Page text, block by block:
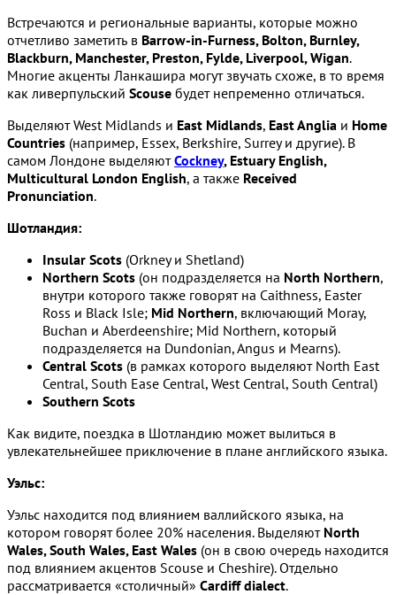
Встречаются и региональные варианты, которые можно
отчетливо заметить в Barrow-in-Furness, Bolton, Burnley,
Blackburn, Manchester, Preston, Fylde, Liverpool, Wigan.
Многие акценты Ланкашира могут звучать схоже, в то время
как ливерпульский Scouse будет непременно отличаться.
Выделяют West Midlands и East Midlands, East Anglia и Home
Countries (например, Essex, Berkshire, Surrey и другие). В
самом Лондоне выделяютCockney, Estuary English,
Multicultural London English, а также Received
Pronunciation.
Шотландия:
Insular Scots (Orkney и Shetland)
Northern Scots (он подразделяется на North Northern,
внутри которого также говорят на Caithness, Easter
Ross и Black Isle; Mid Northern, включающий Moray,
Buchan и Aberdeenshire; Mid Northern, который
подразделяется на Dundonian, Angus и Mearns).
Central Scots (в рамках которого выделяют North East
Central, South Ease Central, West Central, South Central)
Southern Scots
Как видите, поездка в Шотландию может вылиться в
увлекательнейшее приключение в плане английского языка.
Уэльс:
Уэльс находится под влиянием валлийского языка, на
котором говорят более 20% населения. Выделяют North
Wales, South Wales, East Wales (он в свою очередь находится
под влиянием акцентов Scouse и Cheshire). Отдельно
рассматривается «столичный» Cardiff dialect.